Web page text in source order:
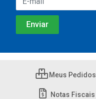
Meus Pedidos
Notas Fiscais